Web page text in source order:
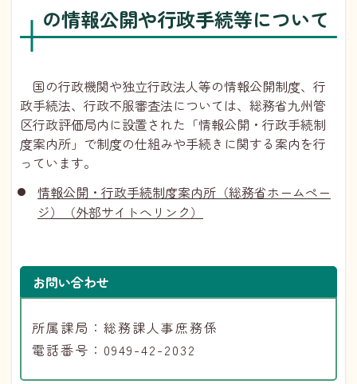
の情報公開や行政手続等について
国の行政機関や独立行政法人等の情報公開制度、行
政手続法、行政不服審査法については、総務省九州管
区行政評価局内に設置された「情報公開・行政手続制
度案内所」で制度の仕組みや手続きに関する案内を行
っています。
情報公開・行政手続制度案内所（総務省ホームペー
ジ）（外部サイトへリンク）
お問い合わせ
所属課局：総務課人事庶務係
電話番号：0949-42-2032